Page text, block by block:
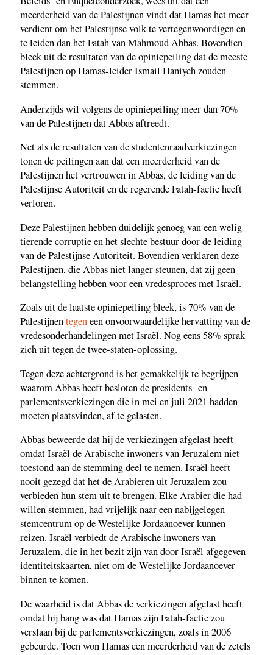
meerderheid van de Palestijnen vindt dat Hamas het meer
verdient om het Palestijnse volk te vertegenwoordigen en
te leiden dan het Fatah van Mahmoud Abbas. Bovendien
bleek uit de resultaten van de opiniepeiling dat de meeste
Palestijnen op Hamas-leider Ismail Haniyeh zouden
stemmen.
Anderzijds wil volgens de opiniepeiling meer dan 70%
van de Palestijnen dat Abbas aftreedt.
Net als de resultaten van de studentenraadverkiezingen
tonen de peilingen aan dat een meerderheid van de
Palestijnen het vertrouwen in Abbas, de leiding van de
Palestijnse Autoriteit en de regerende Fatah-factie heeft
verloren.
Deze Palestijnen hebben duidelijk genoeg van een welig
tierende corruptie en het slechte bestuur door de leiding
van de Palestijnse Autoriteit. Bovendien verklaren deze
Palestijnen, die Abbas niet langer steunen, dat zij geen
belangstelling hebben voor een vredesproces met Israël.
Zoals uit de laatste opiniepeiling bleek, is 70% van de
Palestijnentegeneen onvoorwaardelijke hervatting van de
vredesonderhandelingen met Israël. Nog eens 58% sprak
zich uit tegen de twee-staten-oplossing.
Tegen deze achtergrond is het gemakkelijk te begrijpen
waarom Abbas heeft besloten de presidents- en
parlementsverkiezingen die in mei en juli 2021 hadden
moeten plaatsvinden, af te gelasten.
Abbas beweerde dat hij de verkiezingen afgelast heeft
omdat Israël de Arabische inwoners van Jeruzalem niet
toestond aan de stemming deel te nemen. Israël heeft
nooit gezegd dat het de Arabieren uit Jeruzalem zou
verbieden hun stem uit te brengen. Elke Arabier die had
willen stemmen, had vrijelijk naar een nabijgelegen
stemcentrum op de Westelijke Jordaanoever kunnen
reizen. Israël verbiedt de Arabische inwoners van
Jeruzalem, die in het bezit zijn van door Israël afgegeven
identiteitskaarten, niet om de Westelijke Jordaanoever
binnen te komen.
De waarheid is dat Abbas de verkiezingen afgelast heeft
omdat hij bang was dat Hamas zijn Fatah-factie zou
verslaan bij de parlementsverkiezingen, zoals in 2006
gebeurde. Toen won Hamas een meerderheid van de zetels